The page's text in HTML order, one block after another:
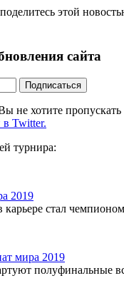
этой
сайта
Подписаться
не хотите
в Twitter.
турнира:
2019
стал
мира 2019
полуфинальные